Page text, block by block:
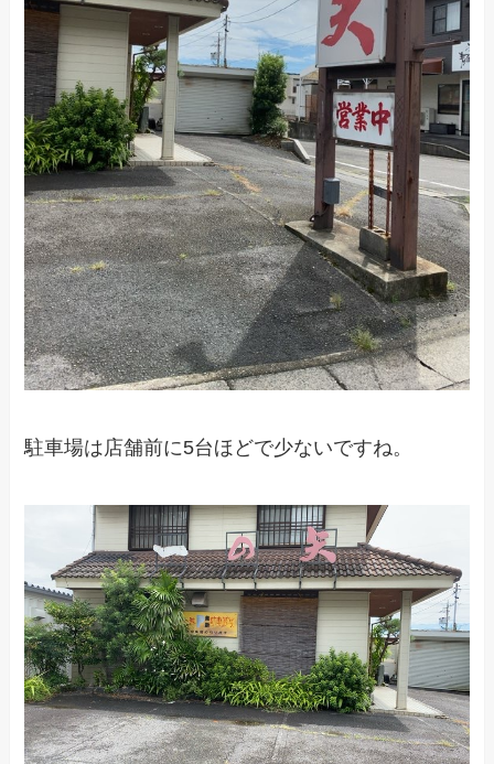
駐車場は店舗前に5台ほどで少ないですね。